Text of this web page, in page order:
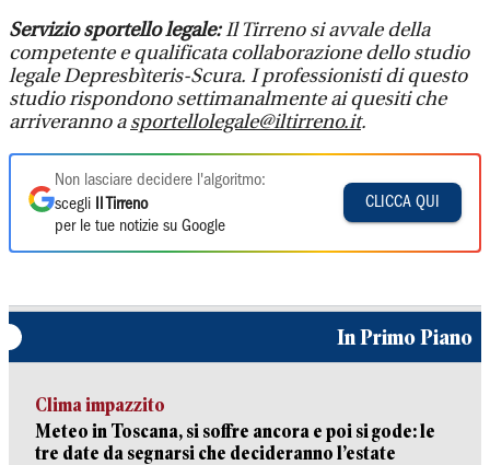
Servizio sportello legale:Il Tirreno si avvale della
competente e qualificata collaborazione dello studio
legale Depresbìteris-Scura. I professionisti di questo
studio rispondono settimanalmente ai quesiti che
arriveranno asportellolegale@iltirreno.it.
Non lasciare decidere l'algoritmo:
scegli
Il Tirreno
per le tue notizie su Google
CLICCA QUI
In Primo Piano
Clima impazzito
Meteo in Toscana, si soffre ancora e poi si gode: le
tre date da segnarsi che decideranno l’estate